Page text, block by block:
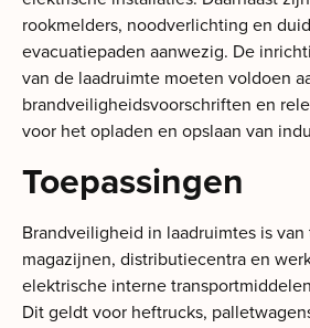
rookmelders, noodverlichting en
evacuatiepaden aanwezig. De
van de laadruimte moeten voldoen
brandveiligheidsvoorschriften en
voor het opladen en opslaan van
Toepassingen
Brandveiligheid in laadruimtes is
magazijnen, distributiecentra en
elektrische interne
Dit geldt voor heftrucks,